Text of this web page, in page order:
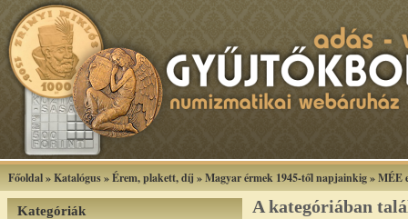
Főoldal»Katalógus»Érem, plakett, díj »Magyar érmek 1945-től napjainkig»MÉE
Kategóriák A kategóriában